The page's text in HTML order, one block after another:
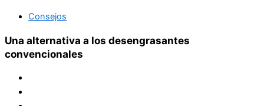
Consejos
Una alternativa a los desengrasantes
convencionales